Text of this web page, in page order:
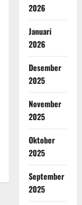
2026
Januari
2026
Desember
2025
November
2025
Oktober
2025
September
2025